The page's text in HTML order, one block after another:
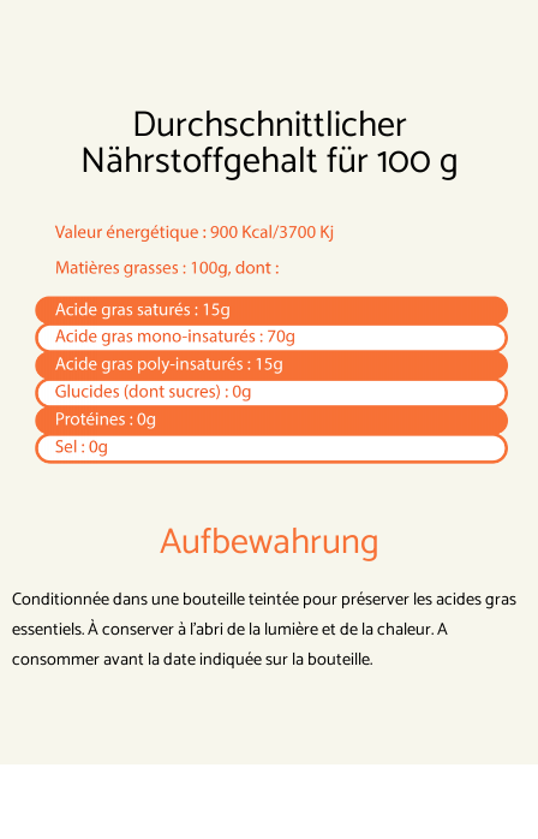
Durchschnittlicher
Nährstoffgehalt für 100 g
Aufbewahrung
Conditionnée dans une bouteille teintée pour préserver les acides gras
essentiels. À conserver à l’abri de la lumière et de la chaleur. A
consommer avant la date indiquée sur la bouteille.